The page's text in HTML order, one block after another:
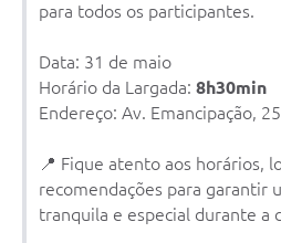
para todos os participantes.
Data: 31 de maio
Horário da Largada: 8h30min
Endereço: Av. Emancipação,
📍 Fique atento aos horários,
recomendações para garantir
tranquila e especial durante a